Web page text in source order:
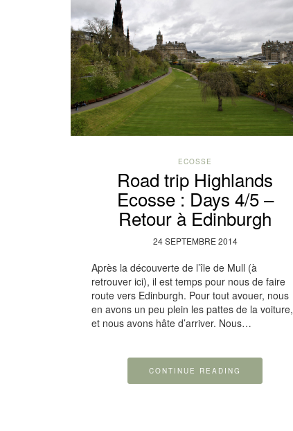
ECOSSE
Road trip Highlands
Ecosse : Days 4/5 –
Retour à Edinburgh
24 SEPTEMBRE 2014
Après la découverte de l’île de Mull (à
retrouver ici), il est temps pour nous de faire
route vers Edinburgh. Pour tout avouer, nous
en avons un peu plein les pattes de la voiture,
et nous avons hâte d’arriver. Nous…
CONTINUE READING